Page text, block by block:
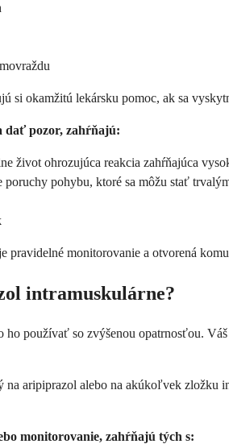
si okamžitú lekársku pomoc, ak sa
dať pozor, zahŕňajú:
život ohrozujúca reakcia zahŕňajúca
poruchy pohybu, ktoré sa môžu stať
pravidelné monitorovanie a otvorená
intramuskulárne?
používať so zvýšenou opatrnosťou.
aripiprazol alebo na akúkoľvek
monitorovanie, zahŕňajú tých s: